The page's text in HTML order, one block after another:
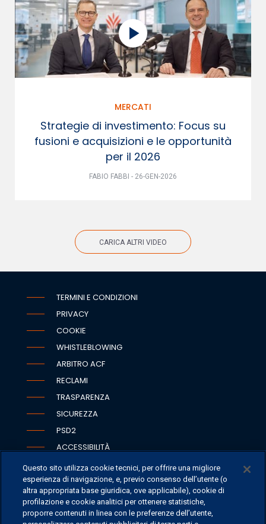
MERCATI
Strategie di investimento: Focus su
fusioni e acquisizioni e le opportunità
per il 2026
FABIO FABBI - 26-GEN-2026
CARICA ALTRI VIDEO
TERMINI E CONDIZIONI
PRIVACY
COOKIE
WHISTLEBLOWING
ARBITRO ACF
RECLAMI
TRASPARENZA
SICUREZZA
PSD2
ACCESSIBILITÀ
SEDI
CONTATTI
Questo sito utilizza cookie tecnici, per offrire una migliore
esperienza di navigazione, e, previo consenso dell’utente (o
altra appropriata base giuridica, ove applicabile), cookie di
profilazione e cookie analitici per ottenere statistiche,
proporre contenuti in linea con le preferenze dell’utente,